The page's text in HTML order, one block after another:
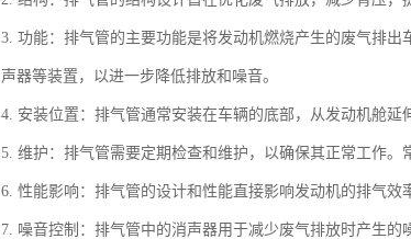
3. 功能：排气管的主要功能是将发动机燃烧产生的废气排
声器等装置，以进一步降低排放和噪音。
4. 安装位置：排气管通常安装在车辆的底部，从发动机舱延
5. 维护：排气管需要定期检查和维护，以确保其正常工作。
6. 性能影响：排气管的设计和性能直接影响发动机的排气效
7. 噪音控制：排气管中的消声器用于减少废气排放时产生的